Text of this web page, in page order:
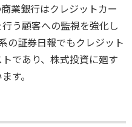
業銀行はクレジットカー
う顧客への監視を強化し
の証券日報でもクレジット
であり、株式投資に廻す
す。